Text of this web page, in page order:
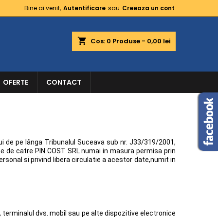
Bine ai venit, Autentificare sau Creeaza un cont
shopping_cart Cos: 0 Produse - 0,00 lei
OFERTE CONTACT
de pe lânga Tribunalul Suceava sub nr.J33/319/2001,
catre PIN COST SRL numai in masura permisa prin
si privind libera circulatie a acestor date,numit in
dvs. mobil sau pe alte dispozitive electronice